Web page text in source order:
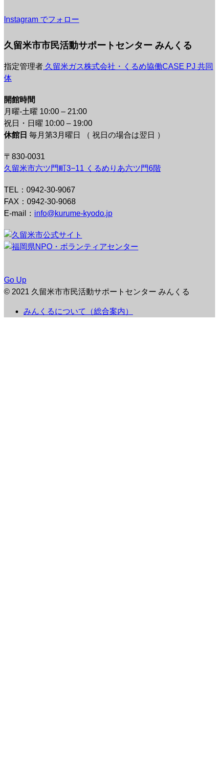
Instagram でフォロー
久留米市市民活動サポートセンター みんくる
指定管理者 久留米ガス株式会社・くるめ協働CASE PJ 共同
体
開館時間
月曜-土曜 10:00 – 21:00
祝日・日曜 10:00 – 19:00
休館日 毎月第3月曜日 （ 祝日の場合は翌日 ）
〒830-0031
久留米市六ツ門町3−11 くるめりあ六ツ門6階
TEL：0942-30-9067
FAX：0942-30-9068
E-mail： info@kurume-kyodo.jp
Go Up
© 2021 久留米市市民活動サポートセンター みんくる
みんくるについて（総合案内）